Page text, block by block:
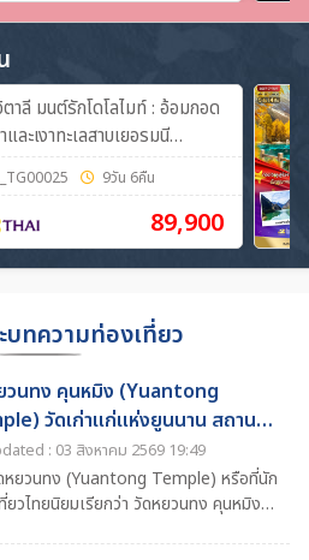
าลี มนต์รักโดโลไมท์ : อ้อมกอด
และเงาทะเลสาบเยอรมนี
รีย อิตาลี 9วัน 6คืน (TG)
9วัน 6คืน
89,900
บทความท่องเที่ยว
วนทง คุนหมิง (Yuantong
วัดเก่าแก่แห่งยูนนาน สถานที่
ที่ยวห้ามพลาด
: 03 สิงหาคม 2569 19:49
หยวนทง (Yuantong Temple) หรือที่นัก
ยวไทยนิยมเรียกว่า วัดหยวนทง คุนหมิง